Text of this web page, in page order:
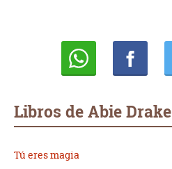
Libros de Abie Drake
Tú eres magia